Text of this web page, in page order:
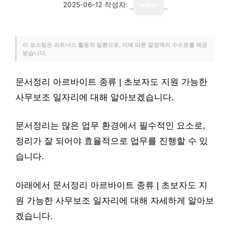
2025-06-12 작성자:
이 포스팅은 파트너스 활동의 일환으로, 이에 따른 일정액의 수수료를 제공
받습니다.
문서정리 아르바이트 종류 | 초보자도 지원 가능한
사무보조 일자리에 대해 알아보겠습니다.
문서정리는 많은 업무 환경에서 필수적인 요소로,
정리가 잘 되어야 효율적으로 업무를 진행할 수 있
습니다.
아래에서 문서정리 아르바이트 종류 | 초보자도 지
원 가능한 사무보조 일자리에 대해 자세하게 알아보
겠습니다.